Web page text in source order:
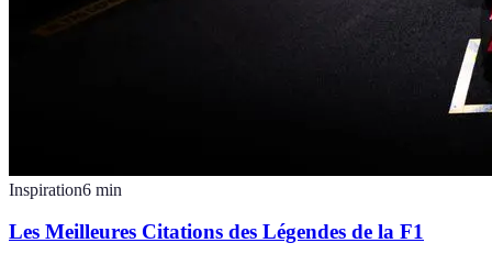
Inspiration6 min
Les Meilleures Citations des Légendes de la F1